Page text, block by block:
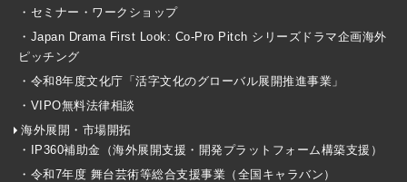
・セミナー・ワークショップ
・Japan Drama First Look: Co-Pro Pitch シリーズドラマ企画海外
ピッチング
・令和8年度文化庁「活字文化のグローバル展開推進事業」
・VIPO無料法律相談
海外展開・市場開拓
・IP360補助金（海外展開支援・開発プラットフォーム構築支援）
・令和7年度 舞台芸術等総合支援事業（全国キャラバン）